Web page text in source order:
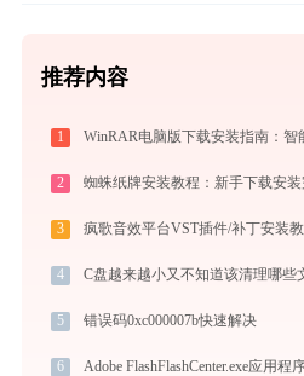
推荐内容
1
2 蜘蛛纸牌安装教程：新手下载安
3 疯歌音效平台VST插件/补丁安装
4 C盘越来越小又不知道该清理哪些
5 错误码0xc000007b快速解决
6